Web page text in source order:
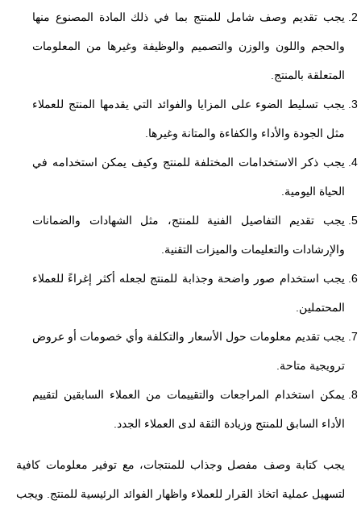
يجب تقديم وصف شامل للمنتج بما في ذلك المادة المصنوع منها
والحجم واللون والوزن والتصميم والوظيفة وغيرها من المعلومات
المتعلقة بالمنتج.
يجب تسليط الضوء على المزايا والفوائد التي يقدمها المنتج للعملاء
مثل الجودة والأداء والكفاءة والمتانة وغيرها.
يجب ذكر الاستخدامات المختلفة للمنتج وكيف يمكن استخدامه في
الحياة اليومية.
يجب تقديم التفاصيل الفنية للمنتج، مثل الشهادات والضمانات
والإرشادات والتعليمات والميزات التقنية.
يجب استخدام صور واضحة وجذابة للمنتج لجعله أكثر إغراءً للعملاء
المحتملين.
يجب تقديم معلومات حول الأسعار والتكلفة وأي خصومات أو عروض
ترويجية متاحة.
يمكن استخدام المراجعات والتقييمات من العملاء السابقين لتقييم
الأداء السابق للمنتج وزيادة الثقة لدى العملاء الجدد.
يجب كتابة وصف مفصل وجذاب للمنتجات، مع توفير معلومات كافية
لتسهيل عملية اتخاذ القرار للعملاء واظهار الفوائد الرئيسية للمنتج. ويجب